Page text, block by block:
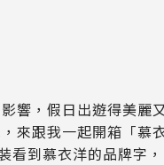
響，假日出遊得美麗
來跟我一起開箱「慕
到慕衣洋的品牌字